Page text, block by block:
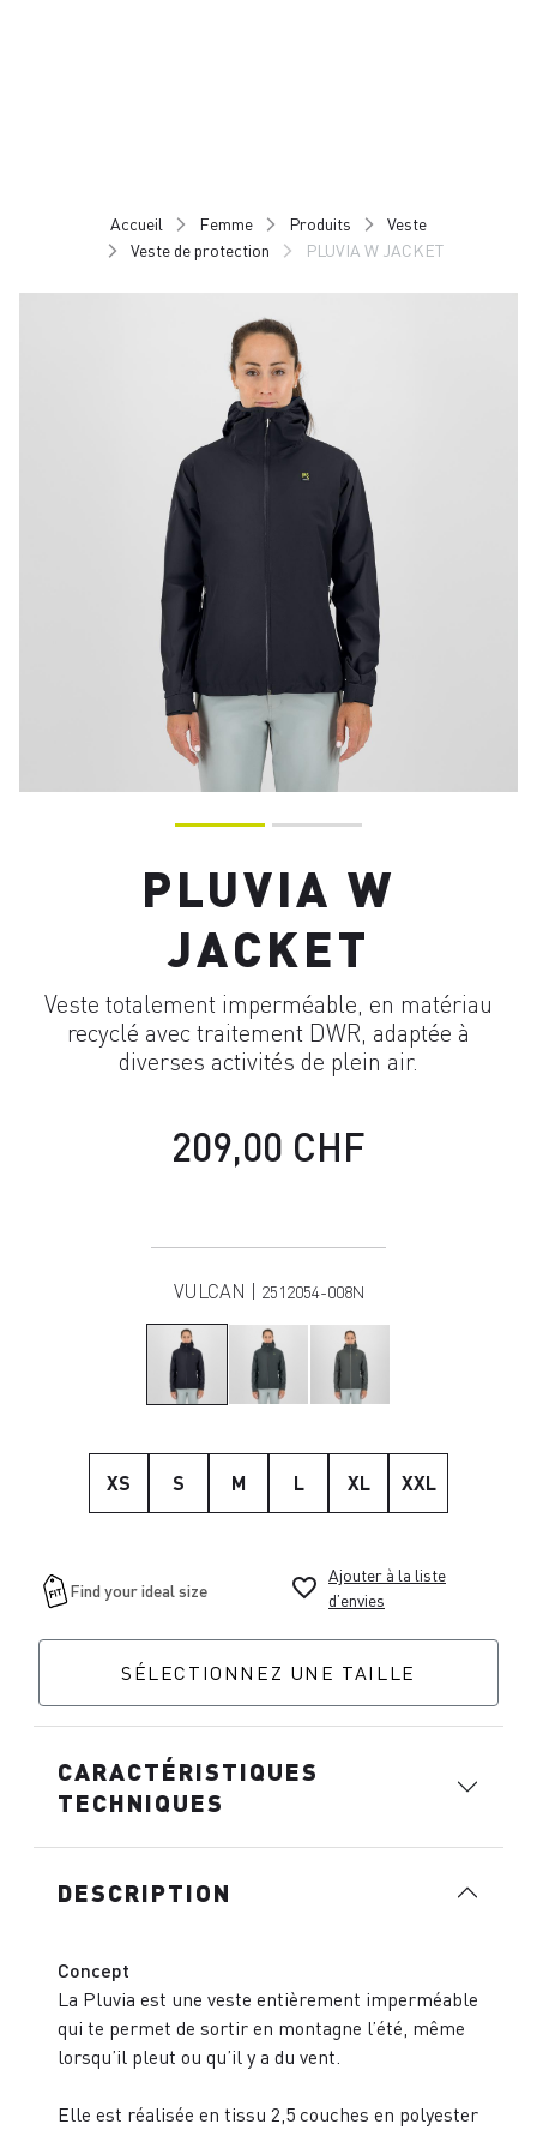
Accueil Femme Produits
Veste
Veste de protection
PLUVIA W JACKET
PLUVIA W
JACKET
Veste totalement imperméable, en matériau
recyclé avec traitement DWR, adaptée à
diverses activités de plein air.
209,00 CHF
VULCAN | 2512054-008N
XS S M L XL XXL
favorite_border Ajouter à la liste
d’envies
SÉLECTIONNEZ UNE TAILLE
CARACTÉRISTIQUES
TECHNIQUES
DESCRIPTION
Concept
La Pluvia est une veste entièrement imperméable
qui te permet de sortir en montagne l’été, même
lorsqu’il pleut ou qu’il y a du vent.
Elle est réalisée en tissu 2,5 couches en polyester